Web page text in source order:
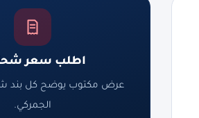
اطلب سعر
عرض مكتوب يوضح كل بند
الجمركي.